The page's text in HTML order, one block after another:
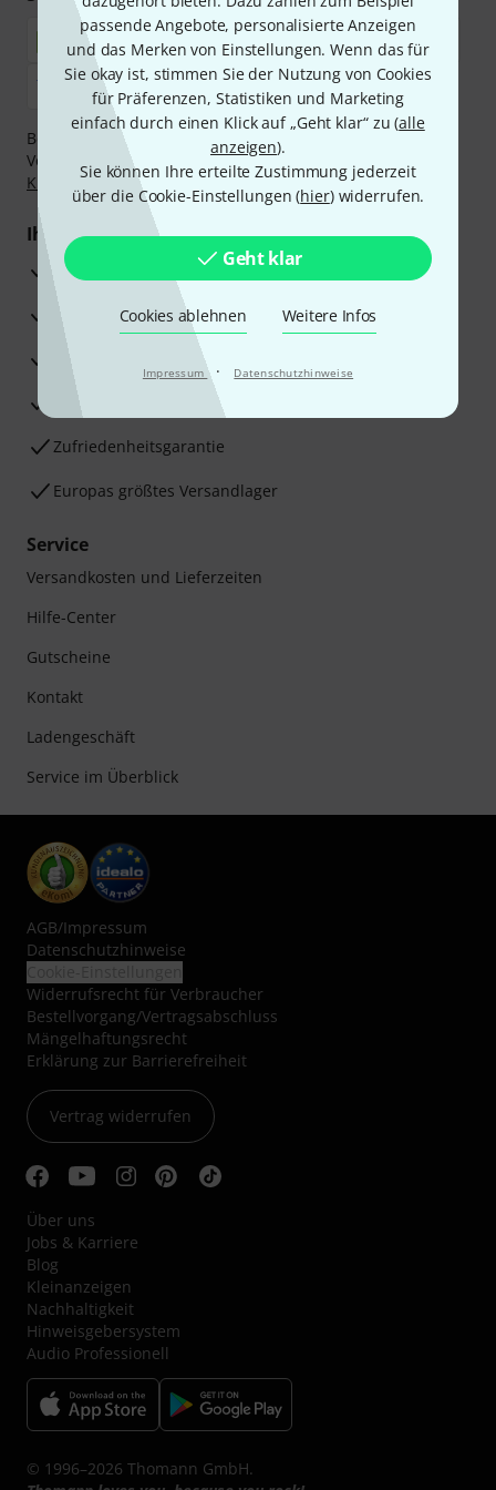
passende Angebote, personalisierte Anzeigen
und das Merken von Einstellungen. Wenn das für
Sie okay ist, stimmen Sie der Nutzung von Cookies
für Präferenzen, Statistiken und Marketing
einfach durch einen Klick auf „Geht klar“ zu (alle
anzeigen).
Sie können Ihre erteilte Zustimmung jederzeit
über die Cookie-Einstellungen (hier) widerrufen.
Geht klar
Cookies ablehnen Weitere Infos
Impressum · Datenschutzhinweise
Bezahlen Sie vertraulich und sicher per Nachnahme,
Vorkasse, PayPal, Amazon Pay,Klarna Sofort bezahlen
Klarna Ratenzahlungoder Kreditkarte.
Ihre Vorteile
3 Jahre Thomann Garantie
30 Tage Money-Back-Garantie
Beratung durch Fachexperten
Zufriedenheitsgarantie
Europas größtes Versandlager
Service
Versandkosten und Lieferzeiten
Hilfe-Center
Gutscheine
Kontakt
Ladengeschäft
Service im Überblick
AGB/Impressum
Datenschutzhinweise
Widerrufsrecht für Verbraucher
Bestellvorgang/Vertragsabschluss
Mängelhaftungsrecht
Erklärung zur Barrierefreiheit
Vertrag widerrufen
Über uns
Jobs & Karriere
Blog
Kleinanzeigen
Nachhaltigkeit
Hinweisgebersystem
Audio Professionell
© 1996–2026 Thomann GmbH.